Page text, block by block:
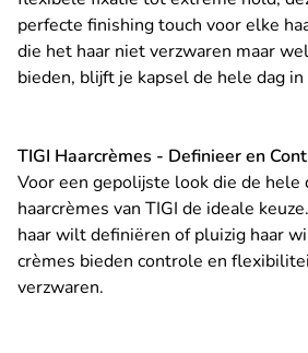
perfecte finishing touch voor elke
die het haar niet verzwaren maar
bieden, blijft je kapsel de hele dag
TIGI Haarcrèmes - Definieer en
Voor een gepolijste look die de hele
haarcrèmes van TIGI de ideale
haar wilt definiëren of pluizig haar
crèmes bieden controle en
verzwaren.